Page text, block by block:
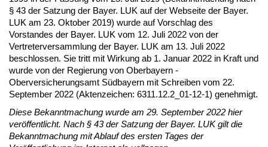
§ 43 der Satzung der Bayer. LUK auf der Webseite der Bayer.
LUK am 23. Oktober 2019) wurde auf Vorschlag des
Vorstandes der Bayer. LUK vom 12. Juli 2022 von der
Vertreterversammlung der Bayer. LUK am 13. Juli 2022
beschlossen. Sie tritt mit Wirkung ab 1. Januar 2022 in Kraft und
wurde von der Regierung von Oberbayern -
Oberversicherungsamt Südbayern mit Schreiben vom 22.
September 2022 (Aktenzeichen: 6311.12.2_01-12-1) genehmigt.
Diese Bekanntmachung wurde am 29. September 2022 hier
veröffentlicht. Nach § 43 der Satzung der Bayer. LUK gilt die
Bekanntmachung mit Ablauf des ersten Tages der